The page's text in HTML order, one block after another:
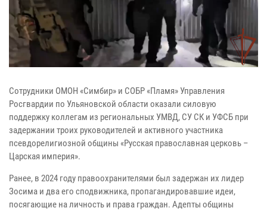
Сотрудники ОМОН «Симбир» и СОБР «Пламя» Управления
Росгвардии по Ульяновской области оказали силовую
поддержку коллегам из региональных УМВД, СУ СК и УФСБ при
задержании троих руководителей и активного участника
псевдорелигиозной общины «Русская православная церковь –
Царская империя».
Ранее, в 2024 году правоохранителями был задержан их лидер
Зосима и два его сподвижника, пропагандировавшие идеи,
посягающие на личность и права граждан. Адепты общины